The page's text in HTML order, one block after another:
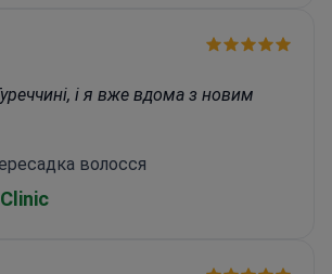
і я вже вдома з новим
волосся